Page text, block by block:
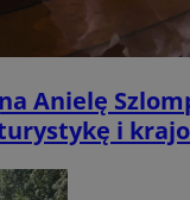
Anielę
i